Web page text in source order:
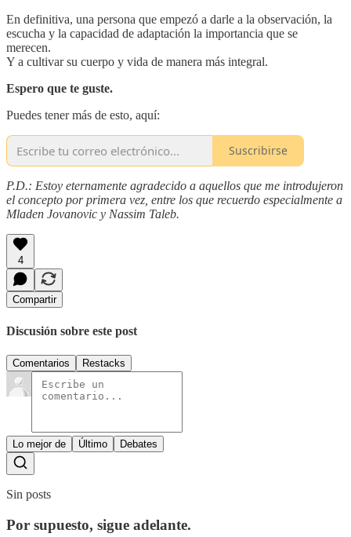
En definitiva, una persona que empezó a darle a la observación, la
escucha y la capacidad de adaptación la importancia que se
merecen.
Y a cultivar su cuerpo y vida de manera más integral.
Espero que te guste.
Puedes tener más de esto, aquí:
Suscribirse
P.D.: Estoy eternamente agradecido a aquellos que me introdujeron
el concepto por primera vez, entre los que recuerdo especialmente a
Mladen Jovanovic y Nassim Taleb.
4
Compartir
Discusión sobre este post
Comentarios Restacks
Lo mejor de Último Debates
Sin posts
Por supuesto, sigue adelante.